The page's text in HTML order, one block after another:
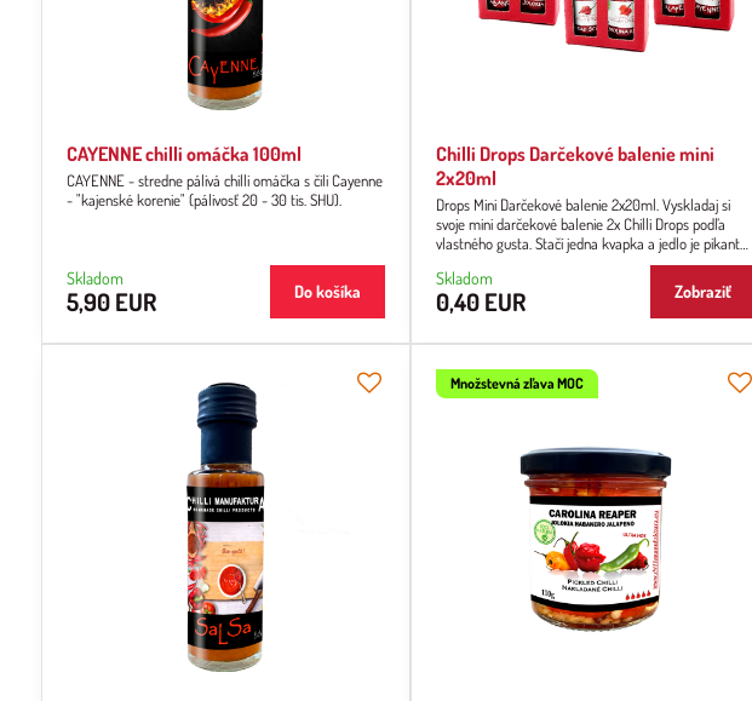
CAYENNE chilli omáčka 100ml
CAYENNE - stredne pálivá chilli omáčka s čili Cayenne
- "kajenské korenie" (pálivosť 20 - 30 tis. SHU).
Skladom
5,90 EUR Do košíka
Chilli Drops Darčekové balenie mini
2x20ml
Drops Mini Darčekové balenie 2x20ml. Vyskladaj si
svoje mini darčekové balenie 2x Chilli Drops podľa
vlastného gusta. Stačí jedna kvapka a jedlo je pikantné
Skladom
0,40 EUR Zobraziť
Množstevná zľava MOC